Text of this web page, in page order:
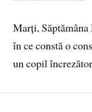
Marți,
în ce constă o
un copil